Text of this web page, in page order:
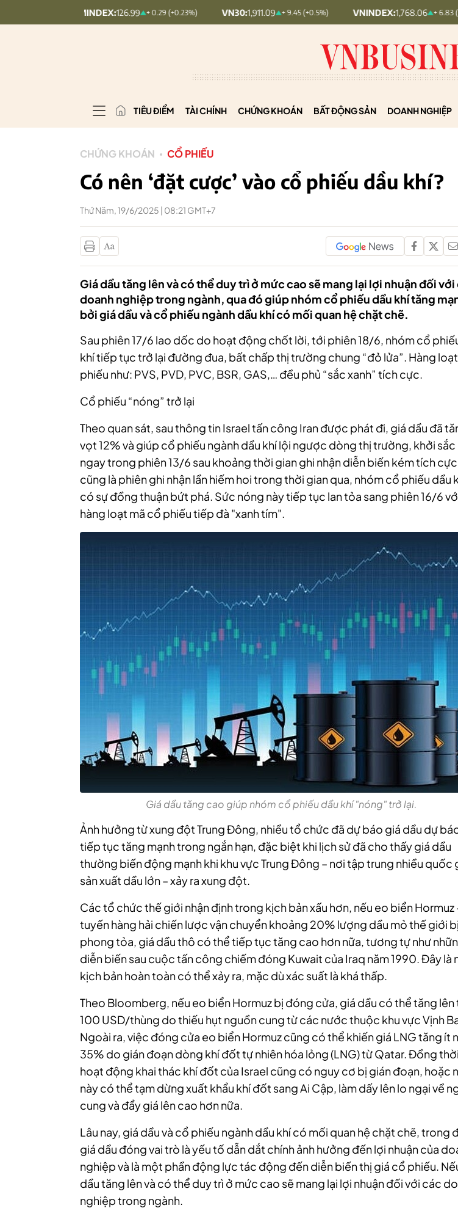
126.99 + 0.29 (+0.23%) VN30: 1,911.09 + 9.45 (+0.5%) VNINDEX: 1,768.06 + 6.83 (+0.39%)
TIÊU ĐIỂM TÀI CHÍNH CHỨNG KHOÁN BẤT ĐỘNG SẢN DOANH NGHIỆP
CHỨNG KHOÁN CỔ PHIẾU
Có nên ‘đặt cược’ vào cổ phiếu dầu khí?
Thứ Năm, 19/6/2025 | 08:21 GMT+7
Giá dầu tăng lên và có thể duy trì ở mức cao sẽ mang lại lợi nhuận đối với
doanh nghiệp trong ngành, qua đó giúp nhóm cổ phiếu dầu khí tăng
bởi giá dầu và cổ phiếu ngành dầu khí có mối quan hệ chặt chẽ.
Sau phiên 17/6 lao dốc do hoạt động chốt lời, tới phiên 18/6, nhóm cổ
khí tiếp tục trở lại đường đua, bất chấp thị trường chung “đỏ lửa”. Hàng
phiếu như: PVS, PVD, PVC, BSR, GAS,… đều phủ “sắc xanh” tích cực.
Cổ phiếu “nóng” trở lại
Theo quan sát, sau thông tin Israel tấn công Iran được phát đi, giá dầu đã
vọt 12% và giúp cổ phiếu ngành dầu khí lội ngược dòng thị trường, khởi sắc
ngay trong phiên 13/6 sau khoảng thời gian ghi nhận diễn biến kém tích
cũng là phiên ghi nhận lần hiếm hoi trong thời gian qua, nhóm cổ phiếu dầu
có sự đồng thuận bứt phá. Sức nóng này tiếp tục lan tỏa sang phiên 16/6
hàng loạt mã cổ phiếu tiếp đà "xanh tím".
Giá dầu tăng cao giúp nhóm cổ phiếu dầu khí "nóng" trở lại.
Ảnh hưởng từ xung đột Trung Đông, nhiều tổ chức đã dự báo giá dầu dự
tiếp tục tăng mạnh trong ngắn hạn, đặc biệt khi lịch sử đã cho thấy giá dầu
thường biến động mạnh khi khu vực Trung Đông – nơi tập trung nhiều quốc
sản xuất dầu lớn – xảy ra xung đột.
Các tổ chức thế giới nhận định trong kịch bản xấu hơn, nếu eo biển Hormuz
tuyến hàng hải chiến lược vận chuyển khoảng 20% lượng dầu mỏ thế giới bị
phong tỏa, giá dầu thô có thể tiếp tục tăng cao hơn nữa, tương tự như
diễn biến sau cuộc tấn công chiếm đóng Kuwait của Iraq năm 1990. Đây là
kịch bản hoàn toàn có thể xảy ra, mặc dù xác suất là khá thấp.
Theo Bloomberg, nếu eo biển Hormuz bị đóng cửa, giá dầu có thể tăng lên
100 USD/thùng do thiếu hụt nguồn cung từ các nước thuộc khu vực Vịnh
Ngoài ra, việc đóng cửa eo biển Hormuz cũng có thể khiến giá LNG tăng ít
35% do gián đoạn dòng khí đốt tự nhiên hóa lỏng (LNG) từ Qatar. Đồng
hoạt động khai thác khí đốt của Israel cũng có nguy cơ bị gián đoạn, hoặc
này có thể tạm dừng xuất khẩu khí đốt sang Ai Cập, làm dấy lên lo ngại về
cung và đẩy giá lên cao hơn nữa.
Lâu nay, giá dầu và cổ phiếu ngành dầu khí có mối quan hệ chặt chẽ, trong
giá dầu đóng vai trò là yếu tố dẫn dắt chính ảnh hưởng đến lợi nhuận của
nghiệp và là một phần động lực tác động đến diễn biến thị giá cổ phiếu.
dầu tăng lên và có thể duy trì ở mức cao sẽ mang lại lợi nhuận đối với các
nghiệp trong ngành.